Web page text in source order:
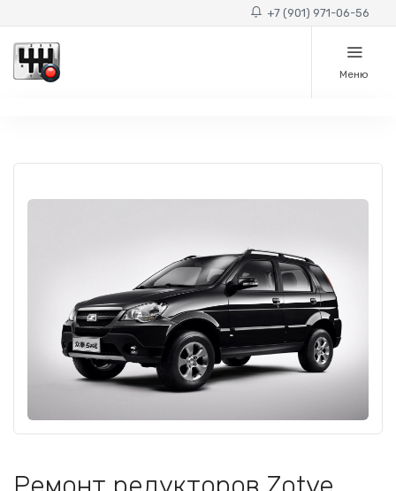
+7 (901) 971-06-56
Меню